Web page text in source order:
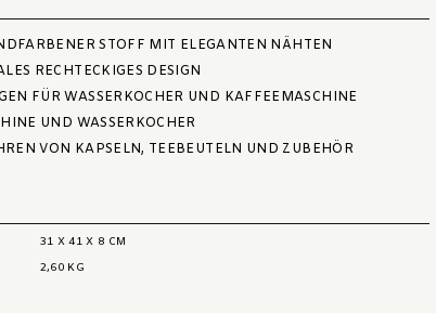
STOFF MIT ELEGANTEN NÄHTEN
RECHTECKIGES DESIGN
FÜR WASSERKOCHER UND KAFFEEMASCHINE
UND WASSERKOCHER
VON KAPSELN, TEEBEUTELN UND ZUBEHÖR
31 X 41 X 8 CM
2,60 KG